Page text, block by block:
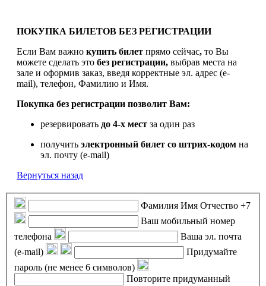
ПОКУПКА БИЛЕТОВ БЕЗ РЕГИСТРАЦИИ
Если Вам важно купить билет прямо сейчас, то Вы
можете сделать это без регистрации, выбрав места на
зале и оформив заказ, введя корректные эл. адрес (e-
mail), телефон, Фамилию и Имя.
Покупка без регистрации позволит Вам:
резервировать до 4-х мест за один раз
получить электронный билет со штрих-кодом на
эл. почту (e-mail)
Вернуться назад
Фамилия Имя Отчество +7
Ваш мобильный номер
телефона
Ваша эл. почта
(e-mail)
Придумайте
пароль (не менее 6 символов)
Повторите придуманный